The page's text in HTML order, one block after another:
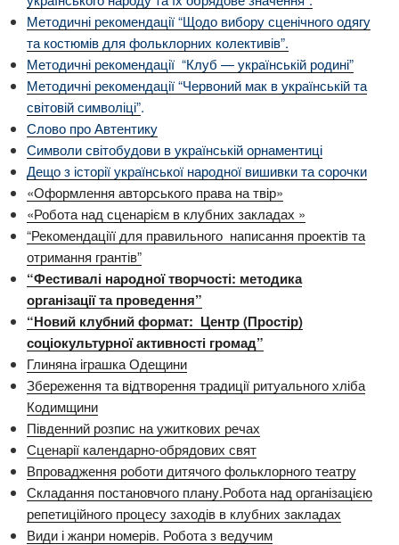
Методичні рекомендації “Щодо вибору сценічного одягу
та костюмів для фольклорних колективів”.
Методичні рекомендації “Клуб — українській родині”
Методичні рекомендації “Червоний мак в українській та
світовій символіці”.
Слово про Автентику
Символи світобудови в українській орнаментиці
Дещо з історії української народної вишивки та сорочки
«Оформлення авторського права на твір»
«Робота над сценарієм в клубних закладах »
“Рекомендаціїї для правильного написання проектів та
отримання грантів”
“Фестивалі народної творчості: методика
організації та проведення”
“Новий клубний формат: Центр (Простір)
соціокультурної активності громад”
Глиняна іграшка Одещини
Збереження та відтворення традиції ритуального хліба
Кодимщини
Південний розпис на ужиткових речах
Сценарії календарно-обрядових свят
Впровадження роботи дитячого фольклорного театру
Складання постановчого плану.Робота над організацією
репетиційного процесу заходів в клубних закладах
Види і жанри номерів. Робота з ведучим